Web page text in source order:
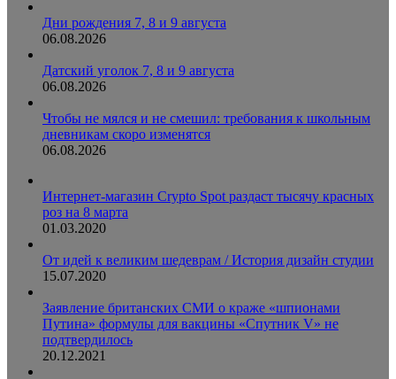
Дни рождения 7, 8 и 9 августа
06.08.2026
Датский уголок 7, 8 и 9 августа
06.08.2026
Чтобы не мялся и не смешил: требования к школьным
дневникам скоро изменятся
06.08.2026
Интернет-магазин Crypto Spot раздаст тысячу красных
роз на 8 марта
01.03.2020
От идей к великим шедеврам / История дизайн студии
15.07.2020
Заявление британских СМИ о краже «шпионами
Путина» формулы для вакцины «Спутник V» не
подтвердилось
20.12.2021